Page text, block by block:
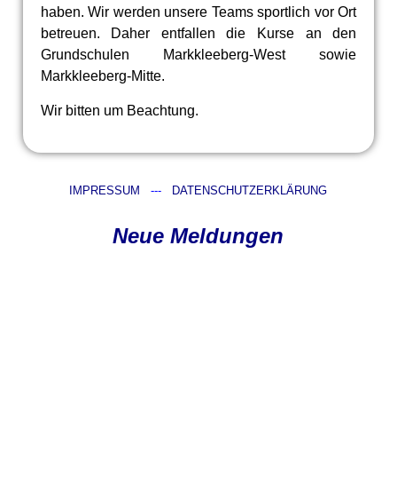
haben. Wir werden unsere Teams sportlich vor Ort
betreuen. Daher entfallen die Kurse an den
Grundschulen Markkleeberg-West sowie
Markkleeberg-Mitte.
Wir bitten um Beachtung.
IMPRESSUM --- DATENSCHUTZERKLÄRUNG
Neue Meldungen